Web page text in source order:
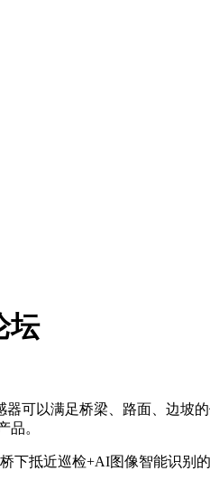
坛
可以满足桥梁、路面、边坡
品。
抵近巡检+AI图像智能识别